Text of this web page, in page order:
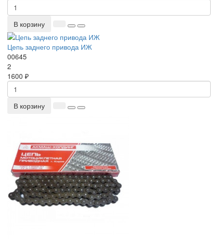
В корзину
Цепь заднего привода ИЖ
00645
2
1600 ₽
В корзину